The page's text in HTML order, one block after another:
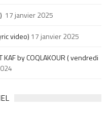
17 janvier 2025
video) 17 janvier 2025
by COQLAKOUR ( vendredi